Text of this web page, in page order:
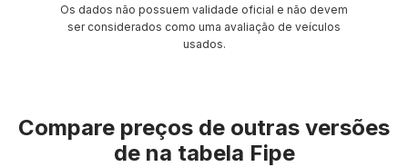
Os dados não possuem validade oficial e não devem
ser considerados como uma avaliação de veículos
usados.
Compare preços de outras versões
de na tabela Fipe